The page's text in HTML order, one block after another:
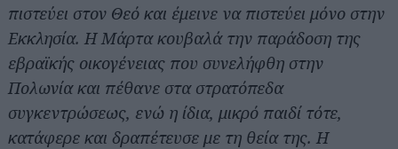
πιστεύει στον Θεό και έμεινε να πιστεύει μόνο στην
Εκκλησία. Η Μάρτα κουβαλά την παράδοση της
εβραϊκής οικογένειας που συνελήφθη στην
Πολωνία και πέθανε στα στρατόπεδα
συγκεντρώσεως, ενώ η ίδια, μικρό παιδί τότε,
κατάφερε και δραπέτευσε με τη θεία της. Η